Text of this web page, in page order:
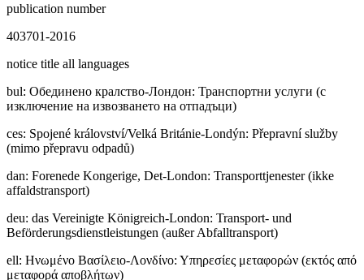
publication number
403701-2016
notice title all languages
bul: Обединено кралство-Лондон: Транспортни услуги (с
изключение на извозването на отпадъци)
ces: Spojené království/Velká Británie-Londýn: Přepravní služby
(mimo přepravu odpadů)
dan: Forenede Kongerige, Det-London: Transporttjenester (ikke
affaldstransport)
deu: das Vereinigte Königreich-London: Transport- und
Beförderungsdienstleistungen (außer Abfalltransport)
ell: Ηνωμένο Βασίλειο-Λονδίνο: Υπηρεσίες μεταφορών (εκτός από
μεταφορά αποβλήτων)